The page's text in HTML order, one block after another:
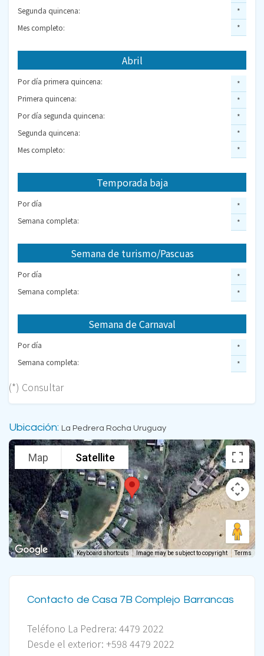
Segunda quincena:
Mes completo:
*
*
Abril
Por día primera quincena:
Primera quincena:
Por día segunda quincena:
Segunda quincena:
Mes completo:
*
*
*
*
*
Temporada baja
Por día
Semana completa:
*
*
Semana de turismo/Pascuas
Por día
Semana completa:
*
*
Semana de Carnaval
Por día
Semana completa:
*
*
(*) Consultar
Ubicación: La Pedrera Rocha Uruguay
Map Satellite
Keyboard shortcuts Image may be subject to copyright Terms
Contacto de Casa 7B Complejo Barrancas
Teléfono La Pedrera: 4479 2022
Desde el exterior: +598 4479 2022